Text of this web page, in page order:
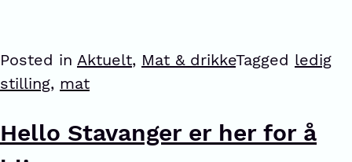
Posted in Aktuelt, Mat & drikkeTagged ledig
stilling, mat
Hello Stavanger er her for å